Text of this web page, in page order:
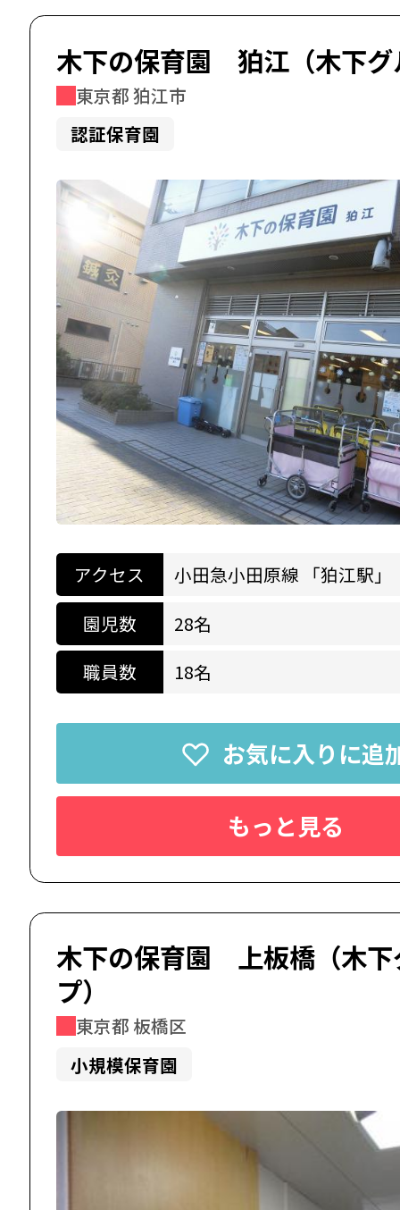
木下の保育園 狛江（木下グ
東京都 狛江市
認証保育園
アクセス
小田急小田原線 「狛江駅」
園児数
28名
職員数
18名
お気に入りに追
もっと見る
木下の保育園 上板橋（木下
プ）
東京都 板橋区
小規模保育園